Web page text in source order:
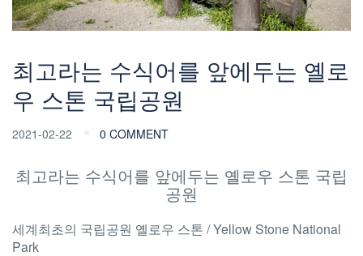
최고라는 수식어를 앞에두는 옐로
우 스톤 국립공원
2021-02-22 0 COMMENT
최고라는 수식어를 앞에두는 옐로우 스톤 국립
공원
세계최초의 국립공원 옐로우 스톤 / Yellow Stone National
Park